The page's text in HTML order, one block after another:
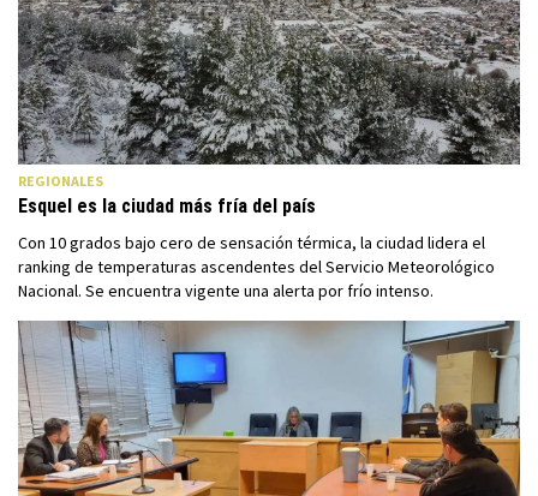
REGIONALES
Esquel es la ciudad más fría del país
Con 10 grados bajo cero de sensación térmica, la ciudad lidera el
ranking de temperaturas ascendentes del Servicio Meteorológico
Nacional. Se encuentra vigente una alerta por frío intenso.